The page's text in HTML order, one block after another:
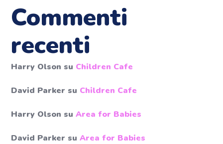
Commenti
recenti
Harry Olson su Children Cafe
David Parker su Children Cafe
Harry Olson suArea for Babies
David Parker suArea for Babies